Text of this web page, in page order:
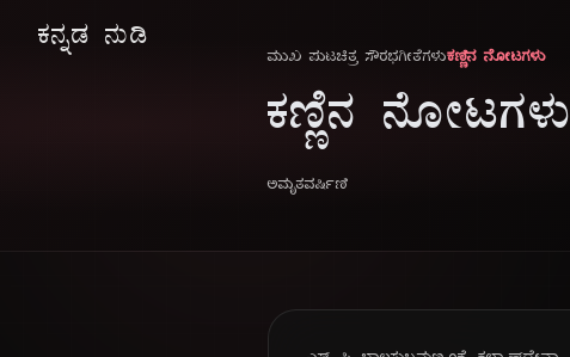
ಕನ್ನಡ ನುಡಿ
ಮುಖ ಪುಟಚಿತ್ರ ಸೌರಭಗೀತೆಗಳುಕಣ್ಣಿನ ನೋಟಗಳು
ಕಣ್ಣಿನ ನೋಟಗಳು
ಅಮೃತವರ್ಷಿಣಿ